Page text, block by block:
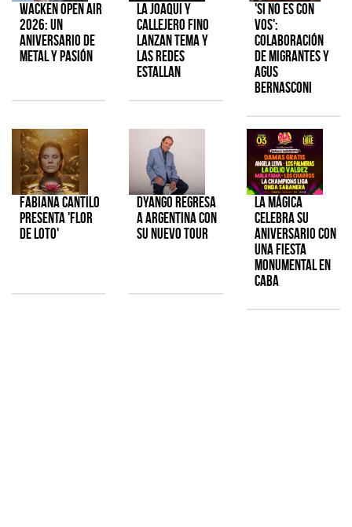
Wacken Open Air
2026: Un
aniversario de
metal y pasión
La Joaqui y
Callejero Fino
lanzan tema y
las redes
estallan
'Si No Es Con
Vos':
colaboración
de Migrantes y
Agus
Bernasconi
Fabiana Cantilo
presenta 'Flor
de Loto'
Dyango regresa
a Argentina con
su nuevo tour
La Mágica
celebra su
aniversario con
una fiesta
monumental en
CABA